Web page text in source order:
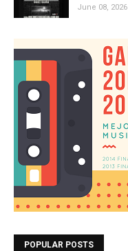
June 08, 2026
POPULAR POSTS